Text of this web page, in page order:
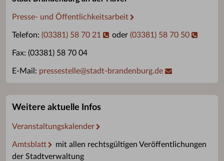
Presse- und Öffentlichkeitsarbeit
Telefon: (03381) 58 70 21 oder (03381) 58 70 50
Fax: (03381) 58 70 04
E-Mail: pressestelle@stadt-brandenburg.de
Weitere aktuelle Infos
Veranstaltungskalender
Amtsblatt
mit allen rechtsgültigen Veröffentlichungen
der Stadtverwaltung